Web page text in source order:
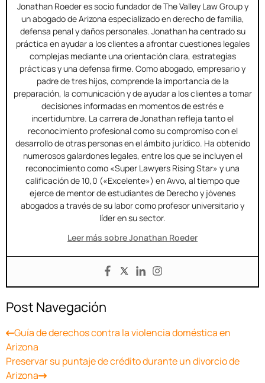
Jonathan Roeder es socio fundador de The Valley Law Group y
un abogado de Arizona especializado en derecho de familia,
defensa penal y daños personales. Jonathan ha centrado su
práctica en ayudar a los clientes a afrontar cuestiones legales
complejas mediante una orientación clara, estrategias
prácticas y una defensa firme. Como abogado, empresario y
padre de tres hijos, comprende la importancia de la
preparación, la comunicación y de ayudar a los clientes a tomar
decisiones informadas en momentos de estrés e
incertidumbre. La carrera de Jonathan refleja tanto el
reconocimiento profesional como su compromiso con el
desarrollo de otras personas en el ámbito jurídico. Ha obtenido
numerosos galardones legales, entre los que se incluyen el
reconocimiento como «Super Lawyers Rising Star» y una
calificación de 10,0 («Excelente») en Avvo, al tiempo que
ejerce de mentor de estudiantes de Derecho y jóvenes
abogados a través de su labor como profesor universitario y
líder en su sector.
Leer más sobre Jonathan Roeder
Post Navegación
Guía de derechos contra la violencia doméstica en
Arizona
Preservar su puntaje de crédito durante un divorcio de
Arizona